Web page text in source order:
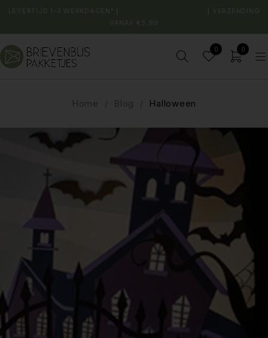
LEVERTIJD 1-3 WERKDAGEN* |
| VERZENDING
VANAF €3,99
0 0
Home / Blog / Halloween